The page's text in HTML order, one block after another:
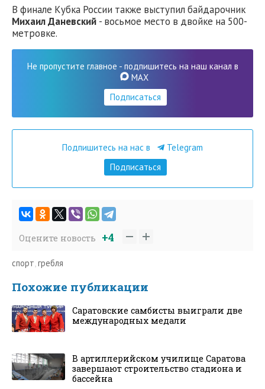
В финале Кубка России также выступил байдарочник
Михаил Даневский - восьмое место в двойке на 500-
метровке.
Не пропустите главное - подпишитесь на наш канал в
MAX
Подписаться
Подпишитесь на нас в
Telegram
Подписаться
Оцените новость +4
спорт,гребля
Похожие публикации
Саратовские самбисты выиграли две
международных медали
В артиллерийском училище Саратова
завершают строительство стадиона и
бассейна